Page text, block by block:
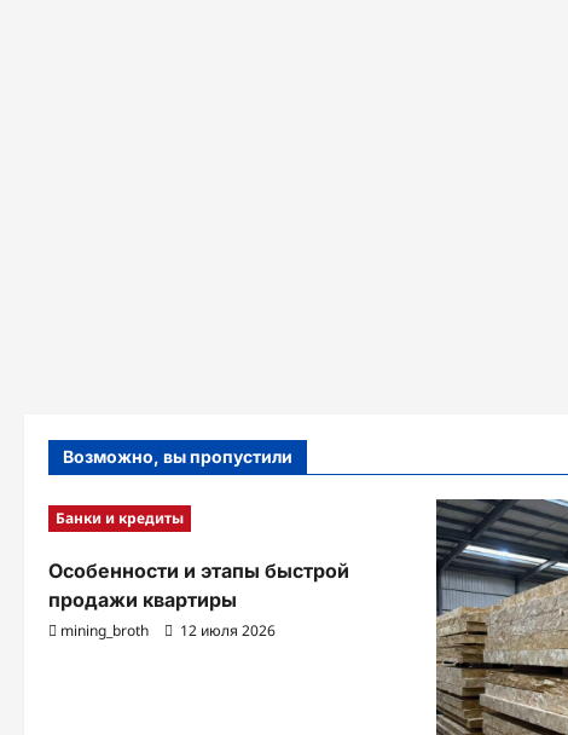
Возможно, вы пропустили
Банки и кредиты
Особенности и этапы быстрой
продажи квартиры
mining_broth 12 июля 2026